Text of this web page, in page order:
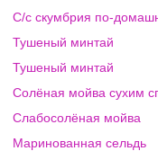
С/с скумбрия по-
Тушеный минтай
Тушеный минтай
Солёная мойва сухим
Слабосолёная мойва
Маринованная сельдь